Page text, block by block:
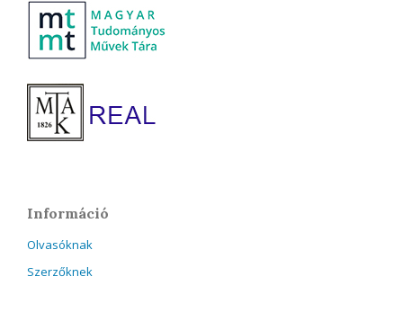
Információ
Olvasóknak
Szerzőknek